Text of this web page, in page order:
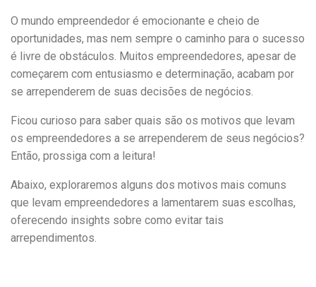
O mundo empreendedor é emocionante e cheio de
oportunidades, mas nem sempre o caminho para o sucesso
é livre de obstáculos. Muitos empreendedores, apesar de
começarem com entusiasmo e determinação, acabam por
se arrependerem de suas decisões de negócios.
Ficou curioso para saber quais são os motivos que levam
os empreendedores a se arrependerem de seus negócios?
Então, prossiga com a leitura!
Abaixo, exploraremos alguns dos motivos mais comuns
que levam empreendedores a lamentarem suas escolhas,
oferecendo insights sobre como evitar tais
arrependimentos.